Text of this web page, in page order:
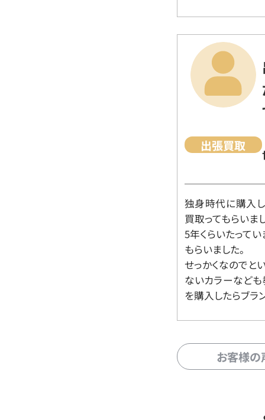
出張買取
独身時代に購入
買取ってもらいま
5年くらいたって
もらいました。
せっかくなのでと
ないカラーなども
を購入したらブラ
お客様